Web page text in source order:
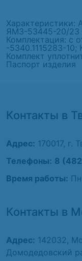
Характеристики:
ЯМЗ-53445-20/23
Комплектация: с
-5340.1115283-
Комплект
Паспорт изделия
Контакты в
Адрес: 170017, г.
Телефоны: 8
Время работы:
Контакты в
Адрес: 142032,
Домодедовский